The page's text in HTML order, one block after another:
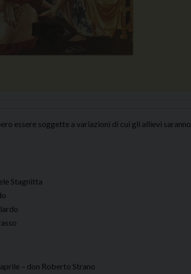
essere soggette a variazioni di cui gli allievi saranno
Stagnitta
– don Roberto Strano